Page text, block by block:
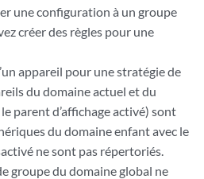
une configuration à un groupe
créer des règles pour une
appareil pour une stratégie de
du domaine actuel et du
parent d’affichage activé) sont
du domaine enfant avec le
ne sont pas répertoriés.
groupe du domaine global ne